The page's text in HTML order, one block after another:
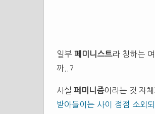
일부 페미니스트라 칭하는
까..?
사실 페미니즘이라는 것 자
받아들이는 사이 점점 소외